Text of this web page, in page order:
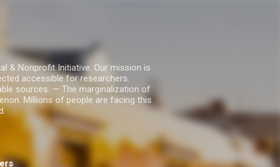
& Nonprofit Initiative. Our mission is
accessible for researchers.
sources. — The marginalization of
Millions of people are facing this